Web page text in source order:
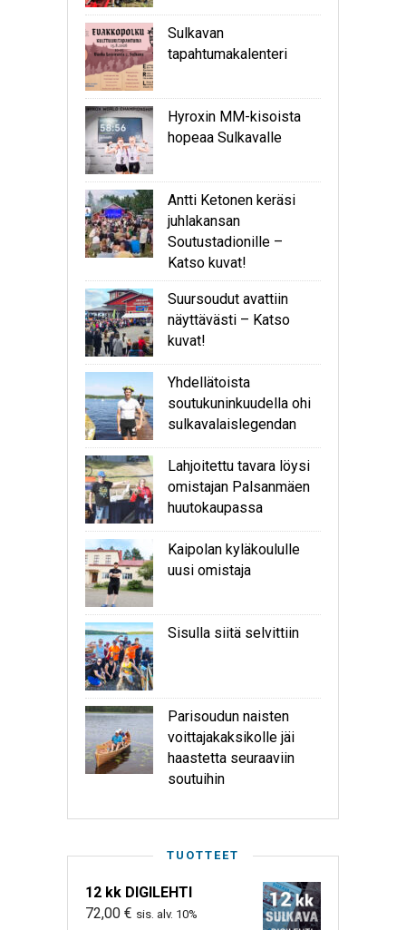
Sulkavan
tapahtumakalenteri
Hyroxin MM-kisoista
hopeaa Sulkavalle
Antti Ketonen keräsi
juhlakansan
Soutustadionille –
Katso kuvat!
Suursoudut avattiin
näyttävästi – Katso
kuvat!
Yhdellätoista
soutukuninkuudella ohi
sulkavalaislegendan
Lahjoitettu tavara löysi
omistajan Palsanmäen
huutokaupassa
Kaipolan kyläkoululle
uusi omistaja
Sisulla siitä selvittiin
Parisoudun naisten
voittajakaksikolle jäi
haastetta seuraaviin
soutuihin
TUOTTEET
12 kk DIGILEHTI
72,00 € sis. alv. 10%